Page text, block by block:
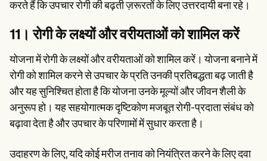
करते हैं कि उपचार रोगी की बढ़ती ज़रूरतों के लिए उत्तरदायी बना रहे।
11। रोगी के लक्ष्यों और वरीयताओं को शामिल करें
योजना में रोगी के लक्ष्यों और वरीयताओं को शामिल करें। योजना बनाने में
रोगी को शामिल करने से उपचार के प्रति उनकी प्रतिबद्धता बढ़ जाती है
और यह सुनिश्चित होता है कि योजना उनके मूल्यों और जीवन शैली के
अनुरूप हो। यह सहयोगात्मक दृष्टिकोण मजबूत रोगी-प्रदाता संबंध को
बढ़ावा देता है और उपचार के परिणामों में सुधार करता है।
उदाहरण के लिए, यदि कोई मरीज तनाव को नियंत्रित करने के लिए दवा